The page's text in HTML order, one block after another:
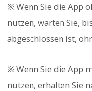
※ Wenn Sie die App
nutzen, warten Sie,
abgeschlossen ist,
※ Wenn Sie die App
nutzen, erhalten Sie